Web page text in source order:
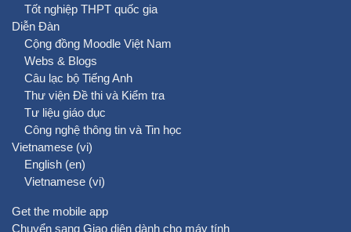
Tốt nghiệp THPT quốc gia
Diễn Đàn
Cộng đồng Moodle Việt Nam
Webs & Blogs
Câu lạc bộ Tiếng Anh
Thư viện Đề thi và Kiểm tra
Tư liệu giáo dục
Công nghệ thông tin và Tin học
Vietnamese ‎(vi)‎
English ‎(en)‎
Vietnamese ‎(vi)‎
Get the mobile app
Chuyển sang Giao diện dành cho máy tính